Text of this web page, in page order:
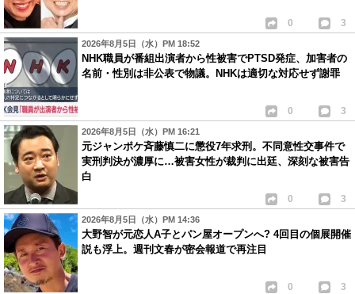
0 3
2026年8月5日（水）PM 18:52
NHK職員が番組出演者から性被害でPTSD発症、加害者の
名前・性別は非公表で物議。NHKは適切な対応せず謝罪
0 3
2026年8月5日（水）PM 16:21
元ジャンポケ斉藤慎二に懲役7年求刑。不同意性交事件で
実刑判決が濃厚に…被害女性が裁判に出廷、深刻な被害告
白
0 3
2026年8月5日（水）PM 14:36
大野智が元恋人A子とパン屋オープンへ? 4回目の個展開催
説も浮上。週刊文春が密会報道で再注目
0 3